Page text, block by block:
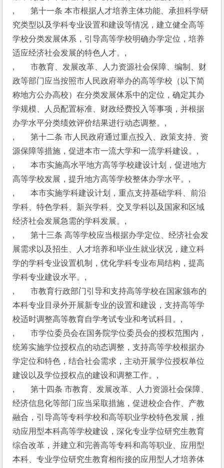
,　　第十一条 本市根据人才培养主体功能、承担科学研
究类型以及学科专业设置和建设等情况，建立健全高等
学校分类发展体系，引导高等学校明确办学定位，培养
适应经济社会发展的特色人才。,
,　　市教育、发展改革、人力资源社会保障、编制、财
政等部门应当按照市人民政府举办的高等学校（以下简
称地方公办高校）在分类发展体系中的定位，确定其办
学规模、人员配置标准、财政经费投入等事项，并根据
办学水平分类绩效评价结果进行动态调整。,
,　　第十二条 市人民政府通过重点投入、政策支持、资
源保障等措施，促进本市一流大学和一流学科建设。,
,　　本市实施高水平地方高等学校建设计划，促进地方
高等学校发展，提升地方高等学校整体办学水平。,
,　　本市实施学科建设计划，重点支持基础学科、前沿
学科、特色学科、新兴学科、交叉学科以及国家和区域
经济社会发展急需的学科发展。,
,　　第十三条 高等学校应当根据办学定位、经济社会发
展需求以及招生、人才培养和毕业生就业状况，建立科
学的学科专业设置机制，优化学科专业布局结构，提高
学科专业建设水平。,
,　　市教育行政部门引导和支持高等学校在国家颁布的
本科专业目录外开展新专业的设置和建设，支持高等学
校适时调整高等教育自学考试专业和考试科目。,
,　　市学位委员会在国务院学位委员会的授权范围内，
统筹实施学位授权点的动态调整，支持高等学校根据办
学定位和特色，结合社会需求，主动开展学位授权单位
建设以及学位授权点的建设和调整工作。,
,　　第十四条 市教育、发展改革、人力资源社会保障、
经济信息化等部门应当采取措施，促进校企合作、产教
融合，引导高等专科学校和高等职业学校特色发展，推
动应用型本科高等学校建设，深化专业学位研究生教育
综合改革，并建立和完善高等专科和高等职业、应用型
本科、专业学位研究生教育相衔接的应用型人才培养体